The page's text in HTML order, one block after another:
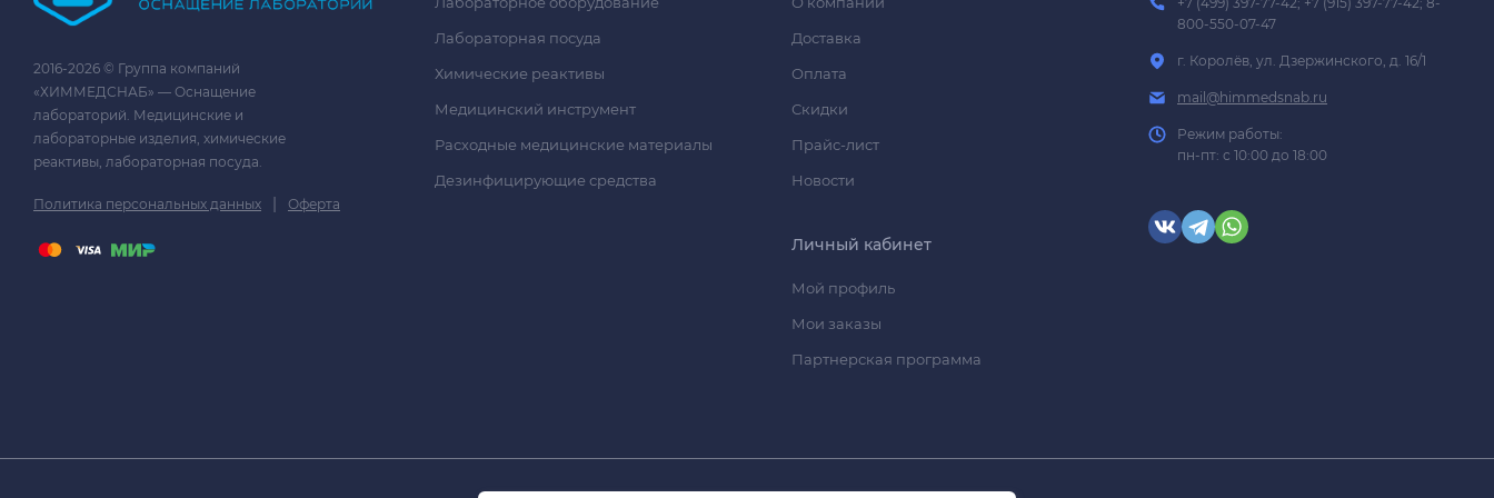
2016-2026 © Группа компаний
«ХИММЕДСНАБ» — Оснащение
лабораторий. Медицинские и
лабораторные изделия, химические
реактивы, лабораторная посуда.
Политика персональных данных | Оферта
Лабораторная посуда
Химические реактивы
Медицинский инструмент
Расходные медицинские материалы
Дезинфицирующие средства
Доставка
Оплата
Скидки
Прайс-лист
Новости
Личный кабинет
Мой профиль
Мои заказы
Партнерская программа
800-550-07-47
г. Королёв, ул. Дзержинского, д. 16/1
mail@himmedsnab.ru
Режим работы:
пн-пт: с 10:00 до 18:00